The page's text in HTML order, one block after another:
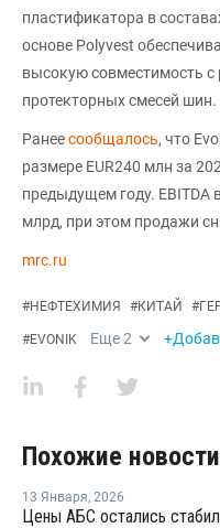
пластификатора в
основе Polyvest
высокую совместимость с
протекторных смесей шин.
Ранеесообщалось, что
размере EUR240 млн за
предыдущем году. EBITDA
млрд, при этом продажи
mrc.ru
#НЕФТЕХИМИЯ #КИТАЙ #
#EVONIK Еще2
Похожие новости
13 Января, 2026